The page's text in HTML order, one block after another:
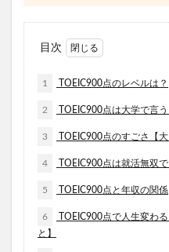
目次
1 TOEIC900点のレベルは？
2 TOEIC900点は大学で言
3 TOEIC900点のすごさ【
4 TOEIC900点は就活無双
5 TOEIC900点と年収の関係
6
TOEIC900点で人生変わ
と】